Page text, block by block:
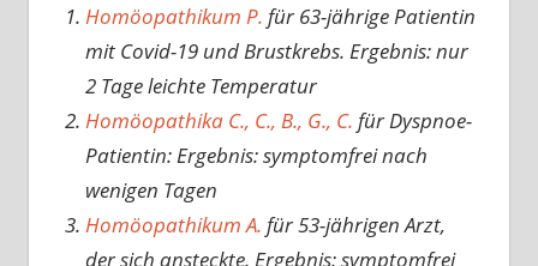
Homöopathikum P. für 63-jährige Patientin
mit Covid-19 und Brustkrebs. Ergebnis: nur
2 Tage leichte Temperatur
Homöopathika C., C., B., G., C. für Dyspnoe-
Patientin: Ergebnis: symptomfrei nach
wenigen Tagen
Homöopathikum A. für 53-jährigen Arzt,
der sich ansteckte. Ergebnis: symptomfrei